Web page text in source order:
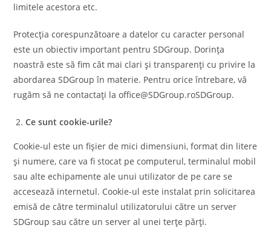
limitele acestora etc.
Protecția corespunzătoare a datelor cu caracter personal
este un obiectiv important pentru SDGroup. Dorința
noastră este să fim cât mai clari și transparenți cu privire la
abordarea SDGroup în materie. Pentru orice întrebare, vă
rugăm să ne contactați la office@SDGroup.roSDGroup.
Ce sunt cookie-urile?
Cookie-ul este un fișier de mici dimensiuni, format din litere
și numere, care va fi stocat pe computerul, terminalul mobil
sau alte echipamente ale unui utilizator de pe care se
accesează internetul. Cookie-ul este instalat prin solicitarea
emisă de către terminalul utilizatorului către un server
SDGroup sau către un server al unei terțe părți.